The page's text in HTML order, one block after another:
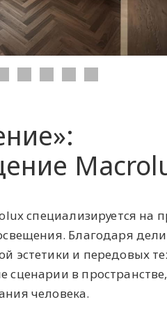
специализируется на
Благодаря
эстетики и передовых
сценарии в
человека.